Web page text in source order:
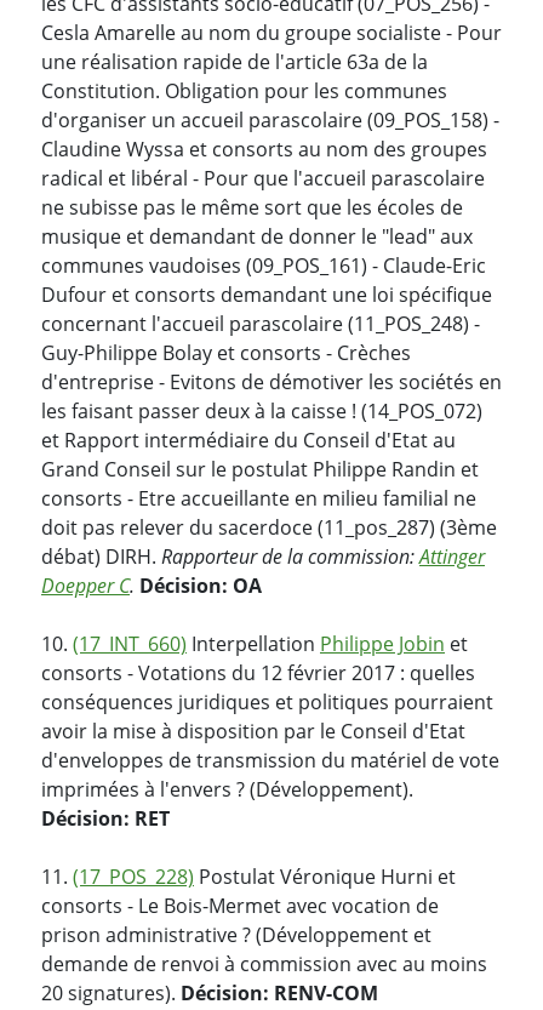
Cesla Amarelle au nom du groupe socialiste - Pour
une réalisation rapide de l'article 63a de la
Constitution. Obligation pour les communes
d'organiser un accueil parascolaire (09_POS_158) -
Claudine Wyssa et consorts au nom des groupes
radical et libéral - Pour que l'accueil parascolaire
ne subisse pas le même sort que les écoles de
musique et demandant de donner le "lead" aux
communes vaudoises (09_POS_161) - Claude-Eric
Dufour et consorts demandant une loi spécifique
concernant l'accueil parascolaire (11_POS_248) -
Guy-Philippe Bolay et consorts - Crèches
d'entreprise - Evitons de démotiver les sociétés en
les faisant passer deux à la caisse ! (14_POS_072)
et Rapport intermédiaire du Conseil d'Etat au
Grand Conseil sur le postulat Philippe Randin et
consorts - Etre accueillante en milieu familial ne
doit pas relever du sacerdoce (11_pos_287) (3ème
débat) DIRH. Rapporteur de la commission:Attinger
Doepper C. Décision: OA
10. (17_INT_660) Interpellation Philippe Jobin et
consorts - Votations du 12 février 2017 : quelles
conséquences juridiques et politiques pourraient
avoir la mise à disposition par le Conseil d'Etat
d'enveloppes de transmission du matériel de vote
imprimées à l'envers ? (Développement).
Décision: RET
11. (17_POS_228) Postulat Véronique Hurni et
consorts - Le Bois-Mermet avec vocation de
prison administrative ? (Développement et
demande de renvoi à commission avec au moins
20 signatures). Décision: RENV-COM